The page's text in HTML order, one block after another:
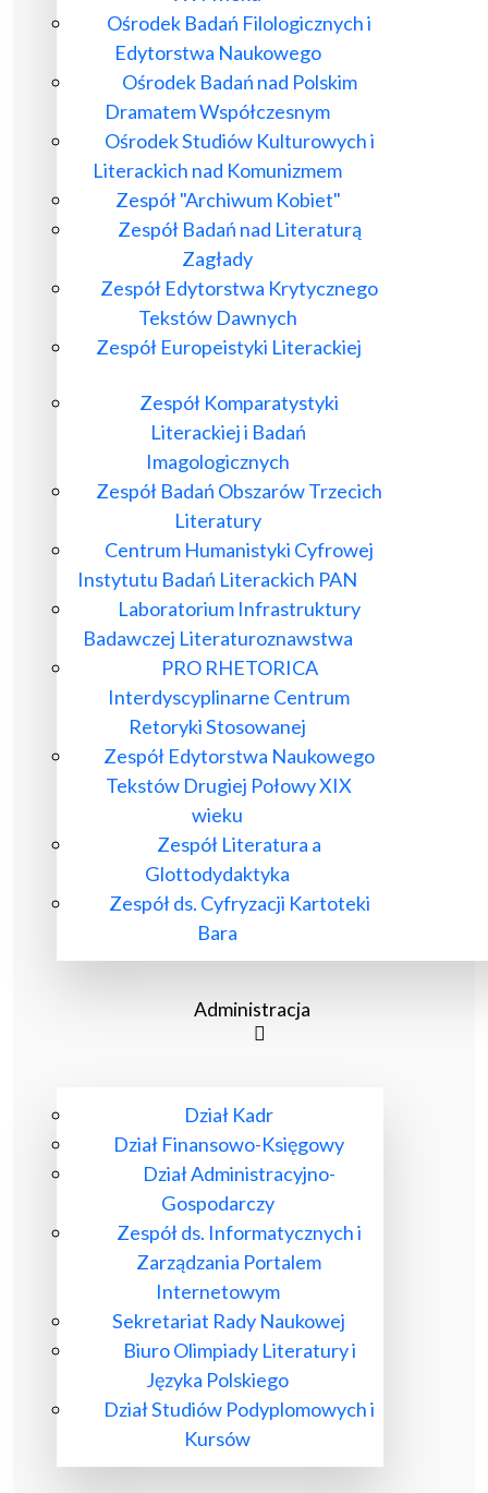
Ośrodek Badań Filologicznych i
Edytorstwa Naukowego
Ośrodek Badań nad Polskim
Dramatem Współczesnym
Ośrodek Studiów Kulturowych i
Literackich nad Komunizmem
Zespół "Archiwum Kobiet"
Zespół Badań nad Literaturą
Zagłady
Zespół Edytorstwa Krytycznego
Tekstów Dawnych
Zespół Europeistyki Literackiej
Zespół Komparatystyki
Literackiej i Badań
Imagologicznych
Zespół Badań Obszarów Trzecich
Literatury
Centrum Humanistyki Cyfrowej
Instytutu Badań Literackich PAN
Laboratorium Infrastruktury
Badawczej Literaturoznawstwa
PRO RHETORICA
Interdyscyplinarne Centrum
Retoryki Stosowanej
Zespół Edytorstwa Naukowego
Tekstów Drugiej Połowy XIX
wieku
Zespół Literatura a
Glottodydaktyka
Zespół ds. Cyfryzacji Kartoteki
Bara
Administracja
Dział Kadr
Dział Finansowo-Księgowy
Dział Administracyjno-
Gospodarczy
Zespół ds. Informatycznych i
Zarządzania Portalem
Internetowym
Sekretariat Rady Naukowej
Biuro Olimpiady Literatury i
Języka Polskiego
Dział Studiów Podyplomowych i
Kursów